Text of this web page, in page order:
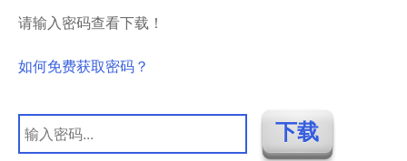
请输入密码查看下载！
如何免费获取密码？